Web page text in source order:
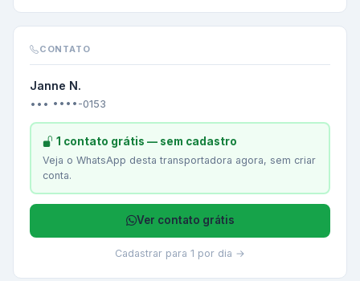
CONTATO
Janne N.
••• ••••-0153
1 contato grátis — sem cadastro
Veja o WhatsApp desta transportadora agora, sem criar
conta.
Ver contato grátis
Cadastrar para 1 por dia →